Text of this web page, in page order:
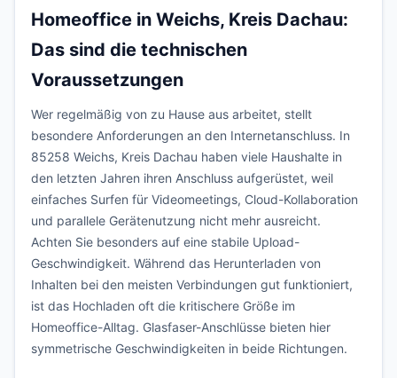
Homeoffice in Weichs, Kreis Dachau:
Das sind die technischen
Voraussetzungen
Wer regelmäßig von zu Hause aus arbeitet, stellt
besondere Anforderungen an den Internetanschluss. In
85258 Weichs, Kreis Dachau haben viele Haushalte in
den letzten Jahren ihren Anschluss aufgerüstet, weil
einfaches Surfen für Videomeetings, Cloud-Kollaboration
und parallele Gerätenutzung nicht mehr ausreicht.
Achten Sie besonders auf eine stabile Upload-
Geschwindigkeit. Während das Herunterladen von
Inhalten bei den meisten Verbindungen gut funktioniert,
ist das Hochladen oft die kritischere Größe im
Homeoffice-Alltag. Glasfaser-Anschlüsse bieten hier
symmetrische Geschwindigkeiten in beide Richtungen.